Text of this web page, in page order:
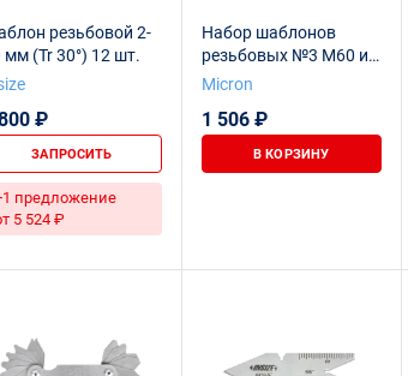
резьбовой 2-
мм (Tr 30°) 12 шт.
₽
ЗАПРОСИТЬ
предложение
5 524 ₽
Набор шаблонов
резьбовых №3 М60 и
Д55
Micron
1 506 ₽
В КОРЗИНУ